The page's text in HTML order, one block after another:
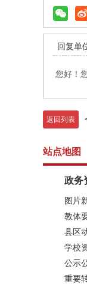
回复单
您好！
返回列表
站点地图
政务
图片
教体
县区
学校
公示
重要